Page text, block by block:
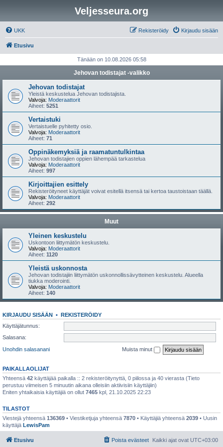
Veljesseura.org
UKK Kirjaudu sisään
Rekisteröidy
Etusivu
Tänään on 10.08.2026 05:58
Jehovan todistajat -valikko
Jehovan todistajat
Yleistä keskustelua Jehovan todistajista.
Valvoja: Moderaattorit
Aiheet: 5251
Vertaistuki
Vertaistuelle pyhitetty osio.
Valvoja: Moderaattorit
Aiheet: 71
Oppinäkemyksiä ja raamatuntulkintaa
Jehovan todistajien oppien lähempää tarkastelua
Valvoja: Moderaattorit
Aiheet: 997
Kirjoittajien esittely
Rekisteröityneet käyttäjät voivat esitellä itsensä tai kertoa taustoistaan täällä.
Valvoja: Moderaattorit
Aiheet: 292
Muut
Yleinen keskustelu
Uskontoon liittymätön keskustelu.
Valvoja: Moderaattorit
Aiheet: 1120
Yleistä uskonnosta
Jehovan todistajiin liittymätön uskonnollissävytteinen keskustelu. Alueella
tiukka moderointi.
Valvoja: Moderaattorit
Aiheet: 140
KIRJAUDU SISÄÄN • REKISTERÖIDY
Käyttäjätunnus:
Salasana:
Unohdin salasanani
Muista minut
PAIKALLAOLIJAT
Yhteensä 42 käyttäjää paikalla :: 2 rekisteröitynyttä, 0 piilossa ja 40 vierasta (Tieto
perustuu viimeisen 5 minuutin aikana olleisiin aktiivisiin käyttäjiin)
Eniten yhtaikaisia käyttäjiä on ollut 7465 kpl, 21.10.2025 22:23
TILASTOT
Viestejä yhteensä 136369 • Viestiketjuja yhteensä 7870 • Käyttäjiä yhteensä 2039 • Uusin
käyttäjä LewisPam
Etusivu Kaikki ajat ovat UTC+03:00
Poista evästeet